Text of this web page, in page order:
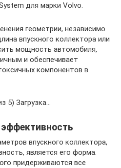
для марки Volvo.
геометрии, независимо
впускного коллектора или
мощность автомобиля,
и обеспечивает
компонентов в
5) Загрузка…
впускного коллектора,
является его форма.
придерживаются все